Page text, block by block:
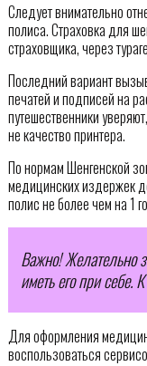
Следует внимательно
полиса. Страховка для
страховщика, через
Последний вариант
печатей и подписей на
путешественники
не качество принтера.
По нормам Шенгенской
медицинских издержек
полис не более чем на 1
Важно! Желательно
иметь его при себе.
Для оформления
воспользоваться